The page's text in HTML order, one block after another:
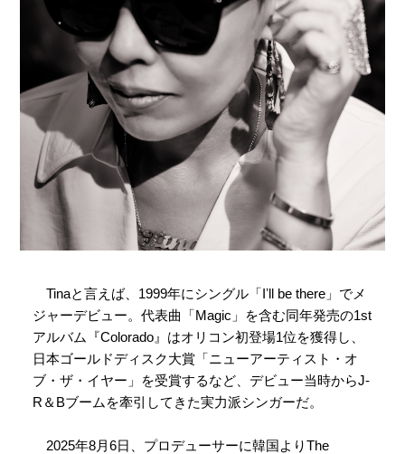
Tinaと言えば、1999年にシングル「Iʼll be there」でメ
ジャーデビュー。代表曲「Magic」を含む同年発売の1st
アルバム『Colorado』はオリコン初登場1位を獲得し、
⽇本ゴールドディスク⼤賞「ニューアーティスト・オ
ブ・ザ・イヤー」を受賞するなど、デビュー当時からJ-
R＆Bブームを牽引してきた実力派シンガーだ。
2025年8月6日、プロデューサーに韓国よりThe